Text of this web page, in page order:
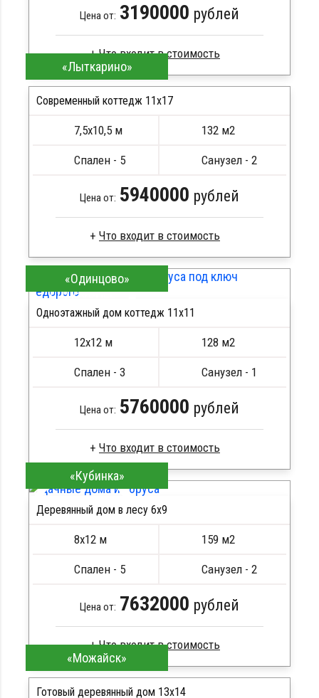
Цена от: 3190000 рублей
Брус естественной влажности
Стропила, балки 50х200 мм
Метизы, саморезы, гвозди
Сборка на березовые нагеля, джут
ПОДРОБНЕЕ
«Лыткарино»
Современный коттедж 11х17
7,5х10,5 м 132 м2
Спален - 5 Санузел - 2
Цена от: 5940000 рублей
Брус естественной влажности
Стропила, балки 50х200 мм
Кровля металлочерепица
Метизы, саморезы, гвозди
Сборка на березовые нагеля, джут
ПОДРОБНЕЕ
«Одинцово»
Одноэтажный дом коттедж 11х11
12х12 м 128 м2
Спален - 3 Санузел - 1
Цена от: 5760000 рублей
Профилированный брус
Стропила, балки 50х200 мм
Кровля металлочерепица
Сборка на березовые нагеля, джут
Металлические сваи 108 диаметр
ПОДРОБНЕЕ
«Кубинка»
Деревянный дом в лесу 6x9
8х12 м 159 м2
Спален - 5 Санузел - 2
Цена от: 7632000 рублей
Профилированный брус
Стропила, балки 50х200 мм
«Можайск»
Готовый деревянный дом 13х14